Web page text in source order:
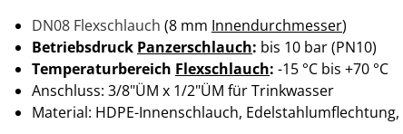
DN08 Flexschlauch (8 mm Innendurchmesser)
Betriebsdruck Panzerschlauch: bis 10 bar (PN10)
Temperaturbereich Flexschlauch: -15 °C bis +70 °C
Anschluss: 3/8"ÜM x 1/2"ÜM für Trinkwasser
Material: HDPE-Innenschlauch,